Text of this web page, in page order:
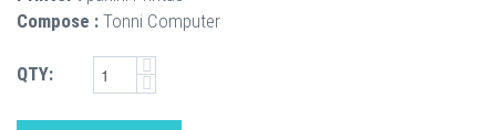
Compose : Tonni Computer
QTY: